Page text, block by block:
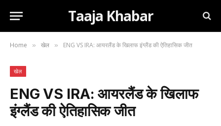
Taaja Khabar
Home » खेल » ENG VS IRA: आयरलैंड के खिलाफ इंग्लैंड की ऐतिहासिक जीत
खेल
ENG VS IRA: आयरलैंड के खिलाफ
इंग्लैंड की ऐतिहासिक जीत